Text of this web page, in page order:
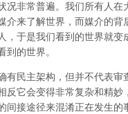
况非常普遍。我们所有人在
介来了解世界，而媒介的背
，于是我们看到的世界就变
到的世界。
有民主架构，但并不代表审
反它会变得非常复杂和精妙
间接途径来混淆正在发生的